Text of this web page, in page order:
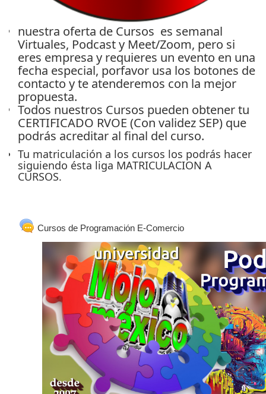
nuestra oferta de Cursos es semanal
Virtuales, Podcast y Meet/Zoom, pero si
eres empresa y requieres un evento en una
fecha especial, porfavor usa los botones de
contacto y te atenderemos con la mejor
propuesta.
Todos nuestros Cursos pueden obtener tu
CERTIFICADO RVOE (Con validez SEP) que
podrás acreditar al final del curso.
Tu matriculación a los cursos los podrás hacer
siguiendo ésta liga MATRICULACION A
CURSOS.
Cursos de Programación E-Comercio
Chat